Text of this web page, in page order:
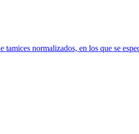
tamices normalizados, en los que se